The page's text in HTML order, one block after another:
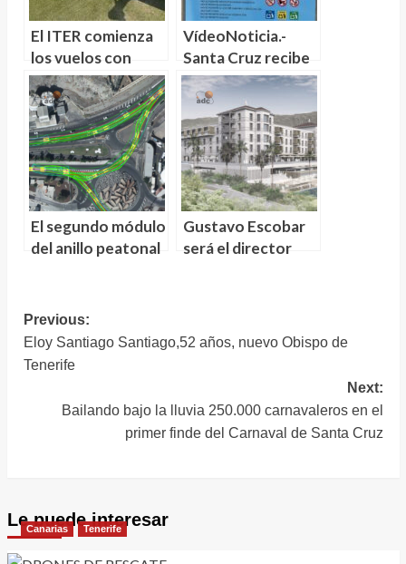
El ITER comienza
los vuelos con
dron del proyecto
PERSEO para
monitorizar el
ecosistema marino
VídeoNoticia.-
Santa Cruz recibe
y abre al público la
nueva zona de
baño de Los
Charcos, en el
litoral de Valleseco
El segundo módulo
del anillo peatonal
Lunes a la Rotonda
Gustavo Escobar
será el director
(Tenerife)
Navegación
de
Previous:
Eloy Santiago Santiago,52 años, nuevo Obispo de
Tenerife
Next:
Bailando bajo la lluvia 250.000 carnavaleros en el
primer finde del Carnaval de Santa Cruz
Le puede interesar
Canarias Tenerife